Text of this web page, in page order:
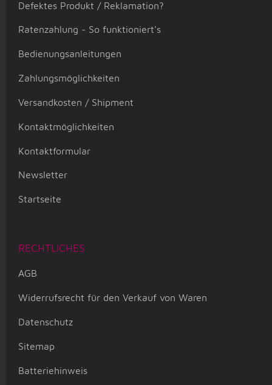
Defektes Produkt / Reklamation?
Ratenzahlung - So funktioniert's
Bedienungsanleitungen
Zahlungsmöglichkeiten
Versandkosten / Shipment
Kontaktmöglichkeiten
Kontaktformular
Newsletter
Startseite
RECHTLICHES
AGB
Widerrufsrecht für den Verkauf von Waren
Datenschutz
Sitemap
Batteriehinweis